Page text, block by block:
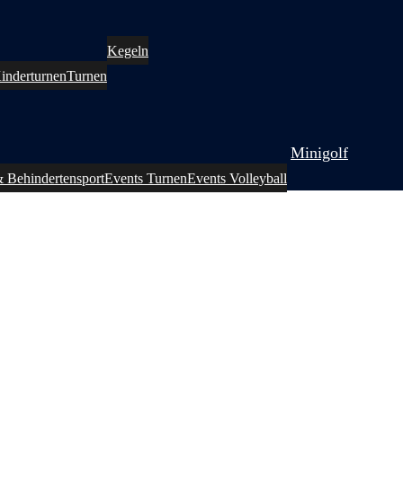
Turnen
Kegeln
BehindertensportEvents TurnenEvents Volleyball
Minigolf